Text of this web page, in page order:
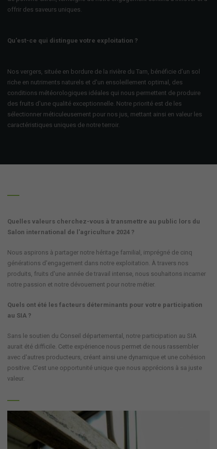
offrir des saveurs uniques.
Qu'est-ce qui distingue votre exploitation ?
Nos vergers, située en bordure de la rivière du Tarn, bénéficie d’un sol
riche en nutriments naturels et d'un ensoleillement optimal, des
conditions météorologiques idéales qui nous permettent de produire
des fruits d'une qualité exceptionnelle. Notre priorité est de les
sélectionner méticuleusement pour nos jus, mettant ainsi en valeur les
caractéristiques uniques de notre terroir.
Quelles valeurs cherchez-vous à transmettre au public lors du
Salon international de l'agriculture 2024 ?
Nous aspirons à partager notre héritage familial, imprégné de cinq
générations d'engagement dans notre exploitation. À travers nos
produits, fruits d'une année de travail intense, nous souhaitons incarner
notre passion et notre dévouement pour notre métier.
Quels ont été les facteurs déterminants pour votre participation
au SIA ?
Sans le soutien du Conseil départemental, notre participation au SIA
aurait été difficile. Cette expérience nous permet de nous rassembler
avec d'autres producteurs, créant ainsi une dynamique et une cohésion
positive. C'est une opportunité unique que nous apprécions à sa juste
valeur.